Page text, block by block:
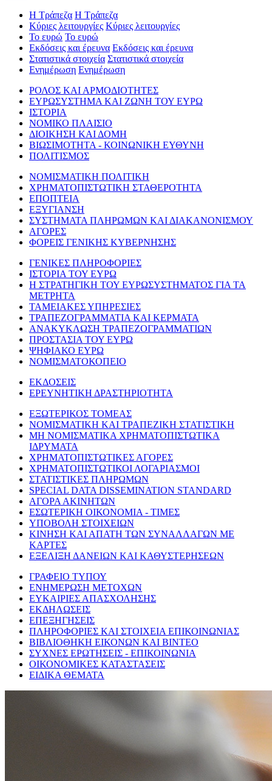
Η Τράπεζα Η Τράπεζα
Κύριες λειτουργίες Κύριες λειτουργίες
Το ευρώ Το ευρώ
Εκδόσεις και έρευνα Εκδόσεις και έρευνα
Στατιστικά στοιχεία Στατιστικά στοιχεία
Ενημέρωση Ενημέρωση
ΡΟΛΟΣ ΚΑΙ ΑΡΜΟΔΙΟΤΗΤΕΣ
ΕΥΡΩΣΥΣΤΗΜΑ ΚΑΙ ΖΩΝΗ ΤΟΥ ΕΥΡΩ
ΙΣΤΟΡΙΑ
ΝΟΜΙΚΟ ΠΛΑΙΣΙΟ
ΔΙΟΙΚΗΣΗ ΚΑΙ ΔΟΜΗ
ΒΙΩΣΙΜΟΤΗΤΑ - ΚΟΙΝΩΝΙΚΗ ΕΥΘΥΝΗ
ΠΟΛΙΤΙΣΜΟΣ
ΝΟΜΙΣΜΑΤΙΚΗ ΠΟΛΙΤΙΚΗ
ΧΡΗΜΑΤΟΠΙΣΤΩΤΙΚΗ ΣΤΑΘΕΡΟΤΗΤΑ
ΕΠΟΠΤΕΙΑ
ΕΞΥΓΙΑΝΣΗ
ΣΥΣΤΗΜΑΤΑ ΠΛΗΡΩΜΩΝ ΚΑΙ ΔΙΑΚΑΝΟΝΙΣΜΟΥ
ΑΓΟΡΕΣ
ΦΟΡΕΙΣ ΓΕΝΙΚΗΣ ΚΥΒΕΡΝΗΣΗΣ
ΓΕΝΙΚΕΣ ΠΛΗΡΟΦΟΡΙΕΣ
ΙΣΤΟΡΙΑ ΤΟΥ ΕΥΡΩ
Η ΣΤΡΑΤΗΓΙΚΗ ΤΟΥ ΕΥΡΩΣΥΣΤΗΜΑΤΟΣ ΓΙΑ ΤΑ
ΜΕΤΡΗΤΑ
ΤΑΜΕΙΑΚΕΣ ΥΠΗΡΕΣΙΕΣ
ΤΡΑΠΕΖΟΓΡΑΜΜΑΤΙΑ ΚΑΙ ΚΕΡΜΑΤΑ
ΑΝΑΚΥΚΛΩΣΗ ΤΡΑΠΕΖΟΓΡΑΜΜΑΤΙΩΝ
ΠΡΟΣΤΑΣΙΑ ΤΟΥ ΕΥΡΩ
ΨΗΦΙΑΚΟ ΕΥΡΩ
ΝΟΜΙΣΜΑΤΟΚΟΠΕΙΟ
ΕΚΔΟΣΕΙΣ
ΕΡΕΥΝΗΤΙΚΗ ΔΡΑΣΤΗΡΙΟΤΗΤΑ
ΕΞΩΤΕΡΙΚΟΣ ΤΟΜΕΑΣ
ΝΟΜΙΣΜΑΤΙΚΗ ΚΑΙ ΤΡΑΠΕΖΙΚΗ ΣΤΑΤΙΣΤΙΚΗ
ΜΗ ΝΟΜΙΣΜΑΤΙΚΑ ΧΡΗΜΑΤΟΠΙΣΤΩΤΙΚΑ
ΙΔΡΥΜΑΤΑ
ΧΡΗΜΑΤΟΠΙΣΤΩΤΙΚΕΣ ΑΓΟΡΕΣ
ΧΡΗΜΑΤΟΠΙΣΤΩΤΙΚΟΙ ΛΟΓΑΡΙΑΣΜΟΙ
ΣΤΑΤΙΣΤΙΚΕΣ ΠΛΗΡΩΜΩΝ
SPECIAL DATA DISSEMINATION STANDARD
ΑΓΟΡΑ ΑΚΙΝΗΤΩΝ
ΕΣΩΤΕΡΙΚΗ ΟΙΚΟΝΟΜΙΑ - ΤΙΜΕΣ
ΥΠΟΒΟΛΗ ΣΤΟΙΧΕΙΩΝ
ΚΙΝΗΣΗ ΚΑΙ ΑΠΑΤΗ ΤΩΝ ΣΥΝΑΛΛΑΓΩΝ ΜΕ
ΚΑΡΤΕΣ
ΕΞΕΛΙΞΗ ΔΑΝΕΙΩΝ ΚΑΙ ΚΑΘΥΣΤΕΡΗΣΕΩΝ
ΓΡΑΦΕΙΟ ΤΥΠΟΥ
ΕΝΗΜΕΡΩΣΗ ΜΕΤΟΧΩΝ
ΕΥΚΑΙΡΙΕΣ ΑΠΑΣΧΟΛΗΣΗΣ
ΕΚΔΗΛΩΣΕΙΣ
ΕΠΕΞΗΓΗΣΕΙΣ
ΠΛΗΡΟΦΟΡΙΕΣ ΚΑΙ ΣΤΟΙΧΕΙΑ ΕΠΙΚΟΙΝΩΝΙΑΣ
ΒΙΒΛΙΟΘΗΚΗ ΕΙΚΟΝΩΝ ΚΑΙ ΒΙΝΤΕΟ
ΣΥΧΝΕΣ ΕΡΩΤΗΣΕΙΣ - ΕΠΙΚΟΙΝΩΝΙΑ
ΟΙΚΟΝΟΜΙΚΕΣ ΚΑΤΑΣΤΑΣΕΙΣ
ΕΙΔΙΚΑ ΘΕΜΑΤΑ